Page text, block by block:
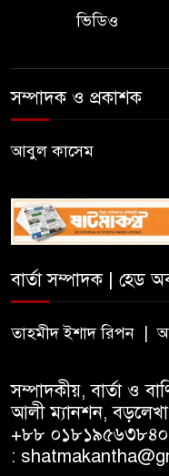
আলোচনা সভা
ভিডিও
সম্পাদক ও প্রকাশক
আবুল কাসেম
বার্তা সম্পাদক | হেড
তাহমীদ ইশাদ রিপন |
সম্পাদকীয়, বার্তা ও
আলী ম্যানশন,
+৮৮
: